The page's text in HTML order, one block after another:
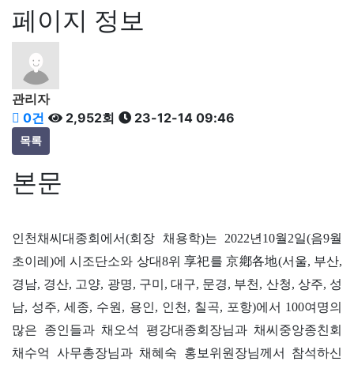
페이지 정보
관리자
0건
2,952회 23-12-14 09:46
목록
본문
인천채씨대종회에서(회장 채용학)는 2022년10월2일(음9월
초이레)에 시조단소와 상대8위 享祀를 京鄕各地(서울, 부산,
경남, 경산, 고양, 광명, 구미, 대구, 문경, 부천, 산청, 상주, 성
남, 성주, 세종, 수원, 용인, 인천, 칠곡, 포항)에서 100여명의
많은 종인들과 채오석 평강대종회장님과 채씨중앙종친회
채수억 사무총장님과 채혜숙 홍보위원장님께서 참석하신